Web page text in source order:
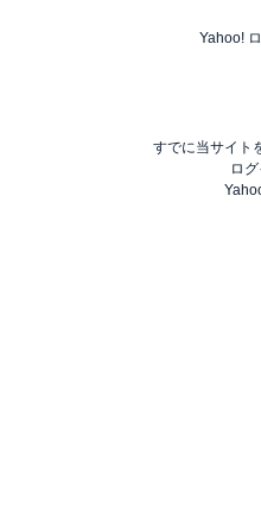
Yahoo!
すでに当サイト
ロ